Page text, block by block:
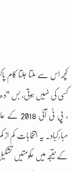
کچھ اس سے ملتا جلتا کام
کسی کی نہیں ہوتی، بس
، پی
مبارکباد۔ یہ انتخابات
کے نتیجہ میں حکومتیں